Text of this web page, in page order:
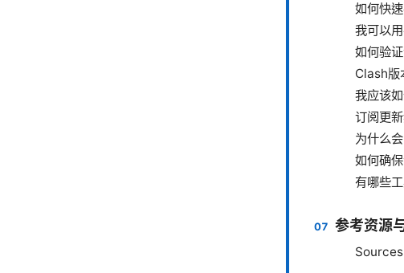
如何快
我可以
如何验
Clash版
我应该
订阅更
为什么
如何确
有哪些
参考资源